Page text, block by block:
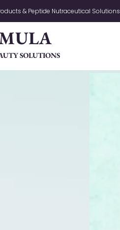
& Peptide Nutraceutical Solutions
SOLUTIONS